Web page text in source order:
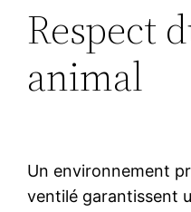
Respect
animal
Un environnement
ventilé garantissent